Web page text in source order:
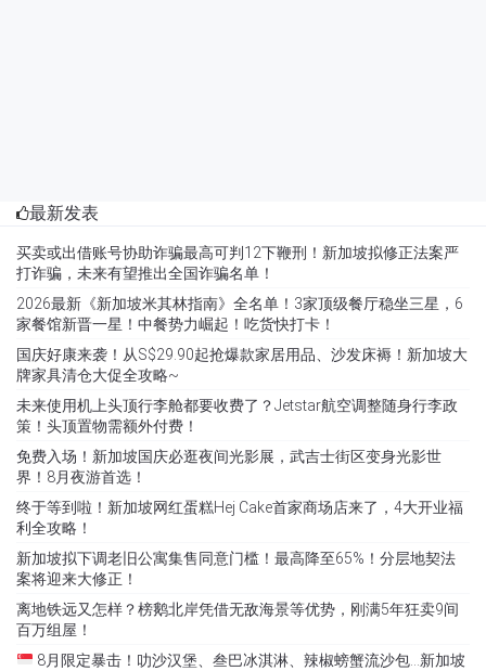
最新发表
买卖或出借账号协助诈骗最高可判12下鞭刑！新加坡拟修正法案严
打诈骗，未来有望推出全国诈骗名单！
2026最新《新加坡米其林指南》全名单！3家顶级餐厅稳坐三星，6
家餐馆新晋一星！中餐势力崛起！吃货快打卡！
国庆好康来袭！从S$29.90起抢爆款家居用品、沙发床褥！新加坡大
牌家具清仓大促全攻略~
未来使用机上头顶行李舱都要收费了？Jetstar航空调整随身行李政
策！头顶置物需额外付费！
免费入场！新加坡国庆必逛夜间光影展，武吉士街区变身光影世
界！8月夜游首选！
终于等到啦！新加坡网红蛋糕Hej Cake首家商场店来了，4大开业福
利全攻略！
新加坡拟下调老旧公寓集售同意门槛！最高降至65%！分层地契法
案将迎来大修正！
离地铁远又怎样？榜鹅北岸凭借无敌海景等优势，刚满5年狂卖9间
百万组屋！
8月限定暴击！叻沙汉堡、叁巴冰淇淋、辣椒螃蟹流沙包…新加坡